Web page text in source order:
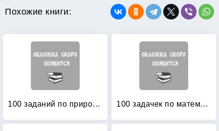
Похожие книги:
100 заданий по природоведению: Рабочая тетрадь для учащихся 3-го класса четырехлетней начальной школы 100 задачек по математике: Рабочая тетрадь для детей 5-6 лет